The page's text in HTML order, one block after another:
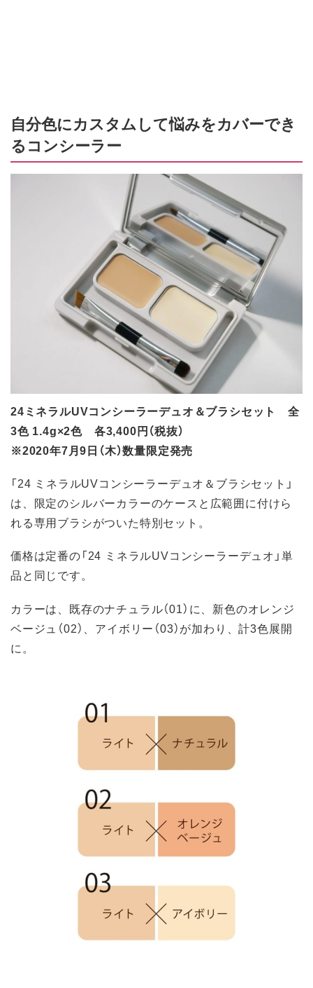
自分色にカスタムして悩みをカバーでき
るコンシーラー
24ミネラルUVコンシーラーデュオ＆ブラシセット 全
3色 1.4g×2色 各3,400円（税抜）
※2020年7月9日（木）数量限定発売
「24 ミネラルUVコンシーラーデュオ＆ブラシセット」
は、限定のシルバーカラーのケースと広範囲に付けら
れる専用ブラシがついた特別セット。
価格は定番の「24 ミネラルUVコンシーラーデュオ」単
品と同じです。
カラーは、既存のナチュラル（01）に、新色のオレンジ
ベージュ（02）、アイボリー（03）が加わり、計3色展開
に。